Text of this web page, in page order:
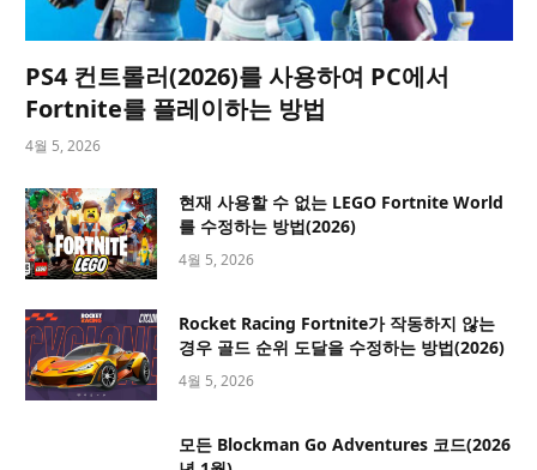
PS4 컨트롤러(2026)를 사용하여 PC에서
Fortnite를 플레이하는 방법
4월 5, 2026
현재 사용할 수 없는 LEGO Fortnite World
를 수정하는 방법(2026)
4월 5, 2026
Rocket Racing Fortnite가 작동하지 않는
경우 골드 순위 도달을 수정하는 방법(2026)
4월 5, 2026
모든 Blockman Go Adventures 코드(2026